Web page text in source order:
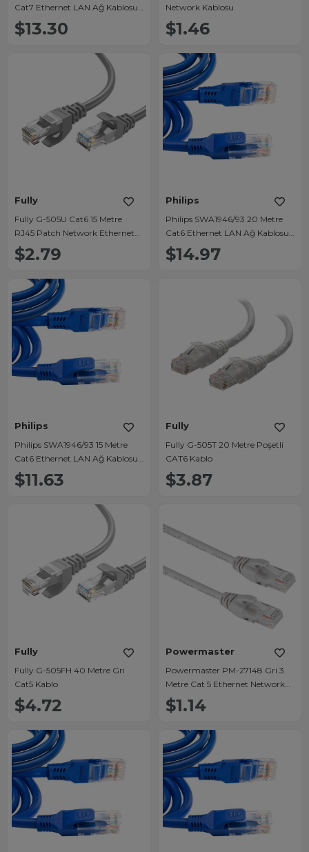
Cat7 Ethernet LAN Ağ Kablosu
10Gbps 600MHz Ultra Yüksek
Hızlı
$13.30
Network Kablosu
$1.46
Fully
Fully G-505U Cat6 15 Metre
RJ45 Patch Network Ethernet
İnternet Kablosu
$2.79
Philips
Philips SWA1946/93 20 Metre
Cat6 Ethernet LAN Ağ Kablosu
Gigabit 1000Mbps
$14.97
Philips
Philips SWA1946/93 15 Metre
Cat6 Ethernet LAN Ağ Kablosu
Gigabit 1000Mbps
$11.63
Fully
Fully G-505T 20 Metre Poşetli
CAT6 Kablo
$3.87
Fully
Fully G-505FH 40 Metre Gri
Cat5 Kablo
$4.72
Powermaster
Powermaster PM-27148 Gri 3
Metre Cat 5 Ethernet Network
Kablosu
$1.14